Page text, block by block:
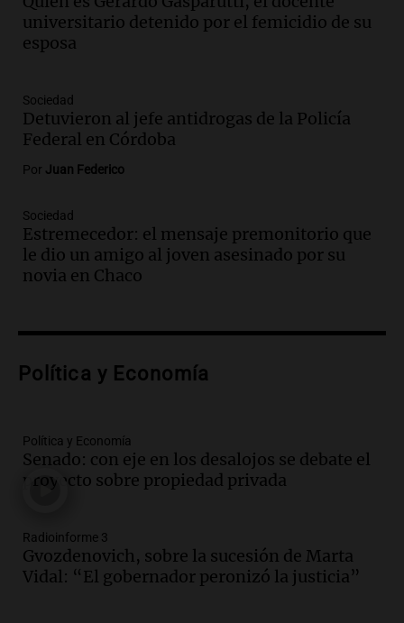
su hija violinista
La Mesa de Café
Episodios
Córdoba homenajeó a León XIV con una
pizza esculpida con su rostro
Radioinforme 3
Estudio Urbano: recorrerá los barrios de
Córdoba
Episodios
urbano móvil
Episodios
memoria y justicia
Noticias Rosario
Episodios
cárcel federal de máxima seguridad:
"Buscamos evitar que dirija delitos"
Noticias Rosario
universitario detenido por el femicidio de su
esposa
Sociedad
Detuvieron al jefe antidrogas de la Policía
Federal en Córdoba
Por Juan Federico
Sociedad
Estremecedor: el mensaje premonitorio que
le dio un amigo al joven asesinado por su
novia en Chaco
Política y Economía
Política y Economía
Senado: con eje en los desalojos se debate el
proyecto sobre propiedad privada
Radioinforme 3
Gvozdenovich, sobre la sucesión de Marta
Vidal: “El gobernador peronizó la justicia”